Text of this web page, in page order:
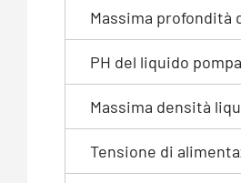
Massima profondità
PH del liquido
Massima densità
Tensione di